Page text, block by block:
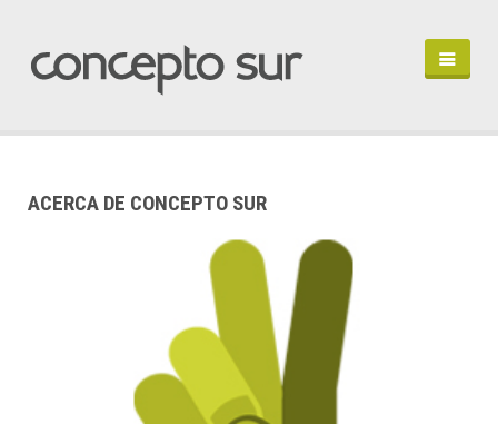
PERFIL
ACERCA DE CONCEPTO SUR